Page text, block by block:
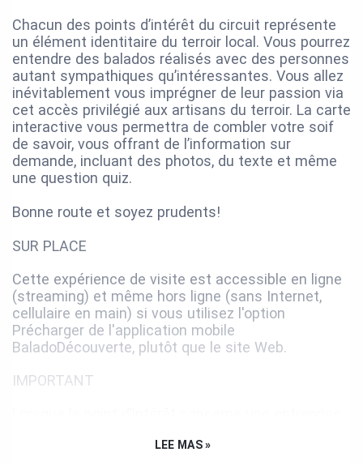
Chacun des points d’intérêt du circuit représente
un élément identitaire du terroir local. Vous pourrez
entendre des balados réalisés avec des personnes
autant sympathiques qu’intéressantes. Vous allez
inévitablement vous imprégner de leur passion via
cet accès privilégié aux artisans du terroir. La carte
interactive vous permettra de combler votre soif
de savoir, vous offrant de l’information sur
demande, incluant des photos, du texte et même
une question quiz.
Bonne route et soyez prudents!
SUR PLACE
Cette expérience de visite est accessible en ligne
(streaming) et même hors ligne (sans Internet,
cellulaire en main) si vous utilisez l'option
Précharger de l'application mobile
BaladoDécouverte, plutôt que le site Web.
IMPORTANT
vérifier les heures d’ouverture de l’entreprise si
LEE MAS »